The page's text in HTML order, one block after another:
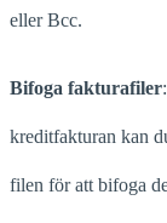
eller Bcc.
Bifoga fakturafiler
kreditfakturan kan
filen för att bifoga